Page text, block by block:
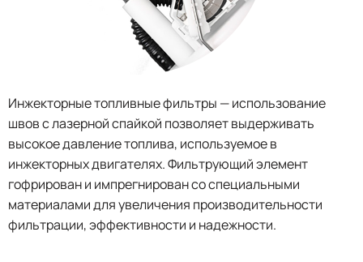
Инжекторные топливные фильтры — использование
швов с лазерной спайкой позволяет выдерживать
высокое давление топлива, используемое в
инжекторных двигателях. Фильтрующий элемент
гофрирован и импрегнирован со специальными
материалами для увеличения производительности
фильтрации, эффективности и надежности.